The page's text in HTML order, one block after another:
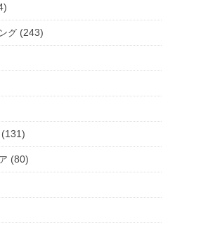
グ (243)
(131)
(80)